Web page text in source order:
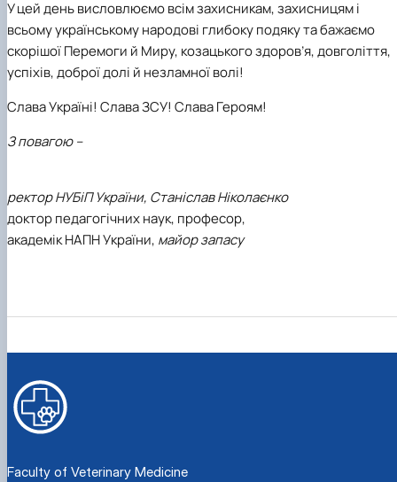
У цей день висловлюємо всім захисникам, захисницям і
всьому українському народові глибоку подяку та бажаємо
скорішої Перемоги й Миру, козацького здоров’я, довголіття,
успіхів, доброї долі й незламної волі!
Слава Україні! Слава ЗСУ! Слава Героям!
З повагою –
ректор НУБіП України, Станіслав Ніколаєнко
доктор педагогічних наук, професор,
академік НАПН України, майор запасу
Faculty of Veterinary Medicine